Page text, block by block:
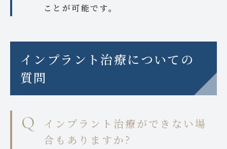
ことが可能です。
インプラント治療についての
質問
インプラント治療ができない場
合もありますか?